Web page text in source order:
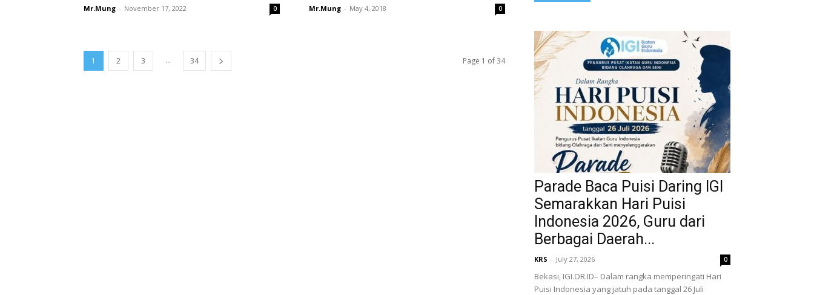
Mr.Mung - November 17, 2022 0 Mr.Mung - May 4, 2018 0
1 2 3 ... 34 Page 1 of 34
Parade Baca Puisi Daring IGI
Semarakkan Hari Puisi
Indonesia 2026, Guru dari
Berbagai Daerah...
KRS - July 27, 2026 0
Bekasi, IGI.OR.ID– Dalam rangka memperingati Hari
Puisi Indonesia yang jatuh pada tanggal 26 Juli